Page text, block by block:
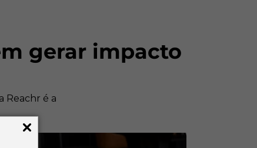
gerar impacto
Reachr é a